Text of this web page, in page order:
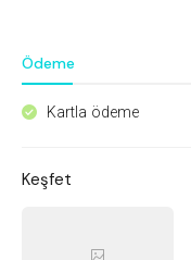
Ödeme
^ Kartla ödeme
Keşfet